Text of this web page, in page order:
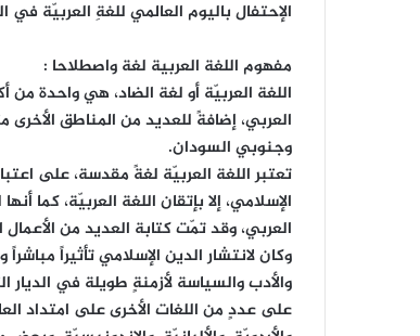
الإحتفال باليوم العالمي للغةِ العربيّة
مفهوم اللغة العربية لغة واصطلاحا :
اللغة العربيّة أو لغة الضاد، هي واحدة
العربي، إضافةً للعديد من المناطق الأخرى
وجنوبي السودان.
تعتبر اللغة العربيّة لغةً مقدسة، على
الإسلامي، إلا بإتقان اللغة العربيّة،
العربي، وقد تمّت كتابة العديد من
وكان لانتشار الدين الإسلامي تأثيراً
والأدب والسياسة لأزمنةٍ طويلة في الديار
على عددٍ من اللغات الأخرى على امتداد